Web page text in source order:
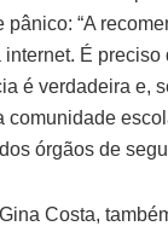
“A
É
é verdadeira e,
órgãos de
Costa,